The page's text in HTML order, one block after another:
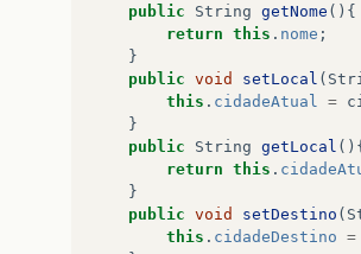
public
String getNome (){
return this . nome ;
}
public void setLocal (
this . cidadeAtual =
}
public
String getLocal (){
return this .
}
public void setDestino (
this . cidadeDestino =